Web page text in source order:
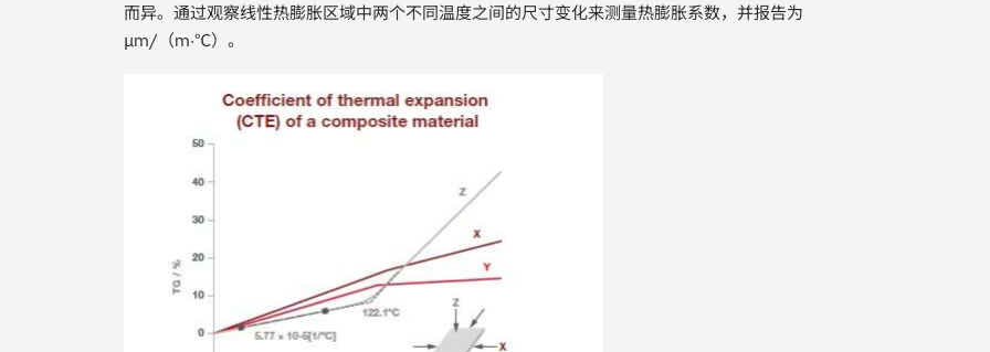
而异。通过观察线性热膨胀区域中两个不同温度之间的尺寸变化来测量热膨胀系数，并报告为
μm/（m·℃）。